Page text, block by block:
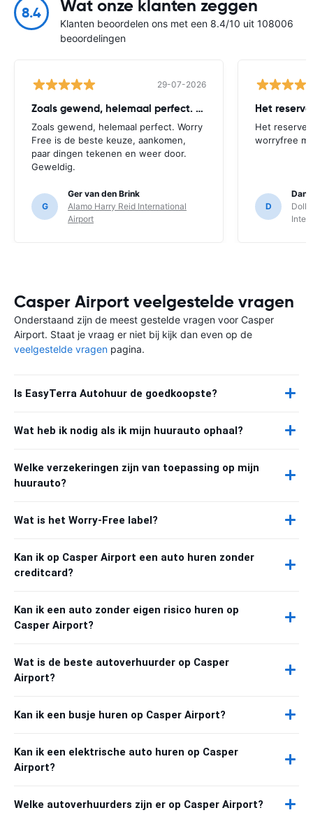
8.4 Wat onze klanten zeggen
Klanten beoordelen ons met een 8.4/10 uit 108006
beoordelingen
29-07-2026
Zoals gewend, helemaal perfect. Worry
Zoals gewend, helemaal perfect. Worry
Free is de beste keuze, aankomen,
paar dingen tekenen en weer door.
Geweldig.
G
Ger van den Brink
Alamo Harry Reid International
Airport
Het
Het
worryfree
D
Casper Airport veelgestelde vragen
Onderstaand zijn de meest gestelde vragen voor Casper
Airport. Staat je vraag er niet bij kijk dan even op de
veelgestelde vragen pagina.
Is EasyTerra Autohuur de goedkoopste?
Wat heb ik nodig als ik mijn huurauto ophaal?
Welke verzekeringen zijn van toepassing op mijn
huurauto?
Wat is het Worry-Free label?
Kan ik op Casper Airport een auto huren zonder
creditcard?
Kan ik een auto zonder eigen risico huren op
Casper Airport?
Wat is de beste autoverhuurder op Casper
Airport?
Kan ik een busje huren op Casper Airport?
Kan ik een elektrische auto huren op Casper
Airport?
Welke autoverhuurders zijn er op Casper Airport?